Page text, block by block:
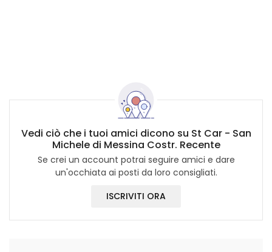
Vedi ciò che i tuoi amici dicono su St Car - San
Michele di Messina Costr. Recente
Se crei un account potrai seguire amici e dare
un'occhiata ai posti da loro consigliati.
ISCRIVITI ORA